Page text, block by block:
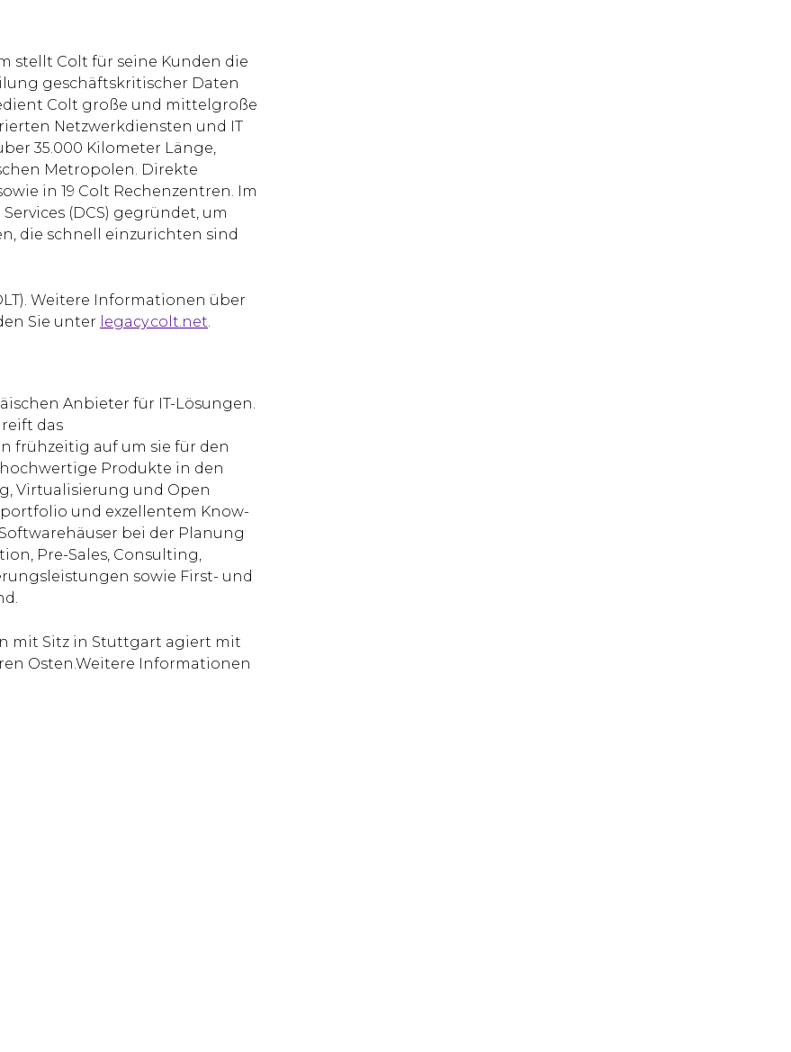
stellt Colt für seine Kunden die
geschäftskritischer Daten
Colt große und mittelgroße
Netzwerkdiensten und IT
35.000 Kilometer Länge,
Metropolen. Direkte
in 19 Colt Rechenzentren. Im
(DCS) gegründet, um
die schnell einzurichten sind
Weitere Informationen über
Sie unter legacy.colt.net.
Anbieter für IT-Lösungen.
das
frühzeitig auf um sie für den
Produkte in den
Virtualisierung und Open
und exzellentem Know-
bei der Planung
Pre-Sales, Consulting,
sowie First- und
mit Sitz in Stuttgart agiert mit
Osten.Weitere Informationen